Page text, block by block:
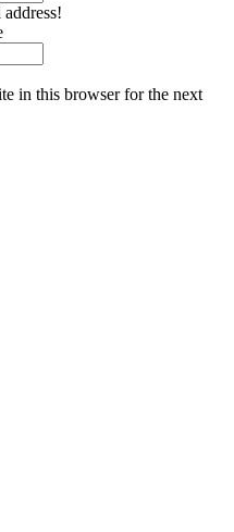
in this browser for the next